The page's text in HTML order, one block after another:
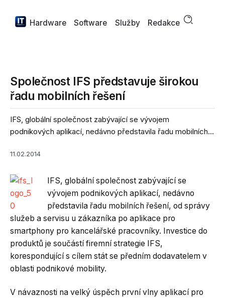
Hardware Software Služby Redakce
Společnost IFS představuje širokou
řadu mobilních řešení
IFS, globální společnost zabývající se vývojem
podnikových aplikací, nedávno představila řadu mobilních...
11.02.2014
IFS, globální společnost zabývající se
vývojem podnikových aplikací, nedávno
představila řadu mobilních řešení, od správy
služeb a servisu u zákazníka po aplikace pro
smartphony pro kancelářské pracovníky. Investice do
produktů je součástí firemní strategie IFS,
korespondující s cílem stát se předním dodavatelem v
oblasti podnikové mobility.
V návaznosti na velký úspěch první vlny aplikací pro